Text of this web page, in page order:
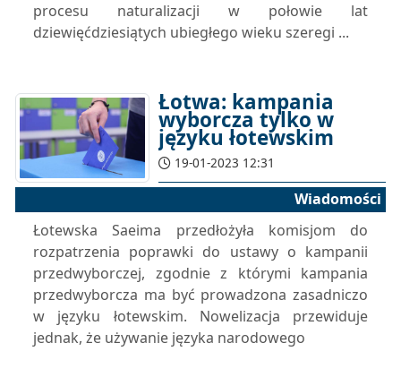
procesu naturalizacji w połowie lat
dziewięćdziesiątych ubiegłego wieku szeregi ...
Łotwa: kampania
wyborcza tylko w
języku łotewskim
19-01-2023 12:31
Wiadomości
Łotewska Saeima przedłożyła komisjom do
rozpatrzenia poprawki do ustawy o kampanii
przedwyborczej, zgodnie z którymi kampania
przedwyborcza ma być prowadzona zasadniczo
w języku łotewskim. Nowelizacja przewiduje
jednak, że używanie języka narodowego